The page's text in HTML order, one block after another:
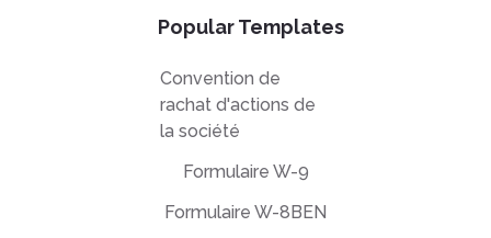
Popular Templates
Convention de
rachat d'actions de
la société
Formulaire W-9
Formulaire W-8BEN